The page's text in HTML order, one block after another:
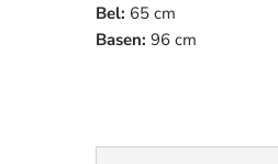
Bel: 65 cm
Basen: 96 cm